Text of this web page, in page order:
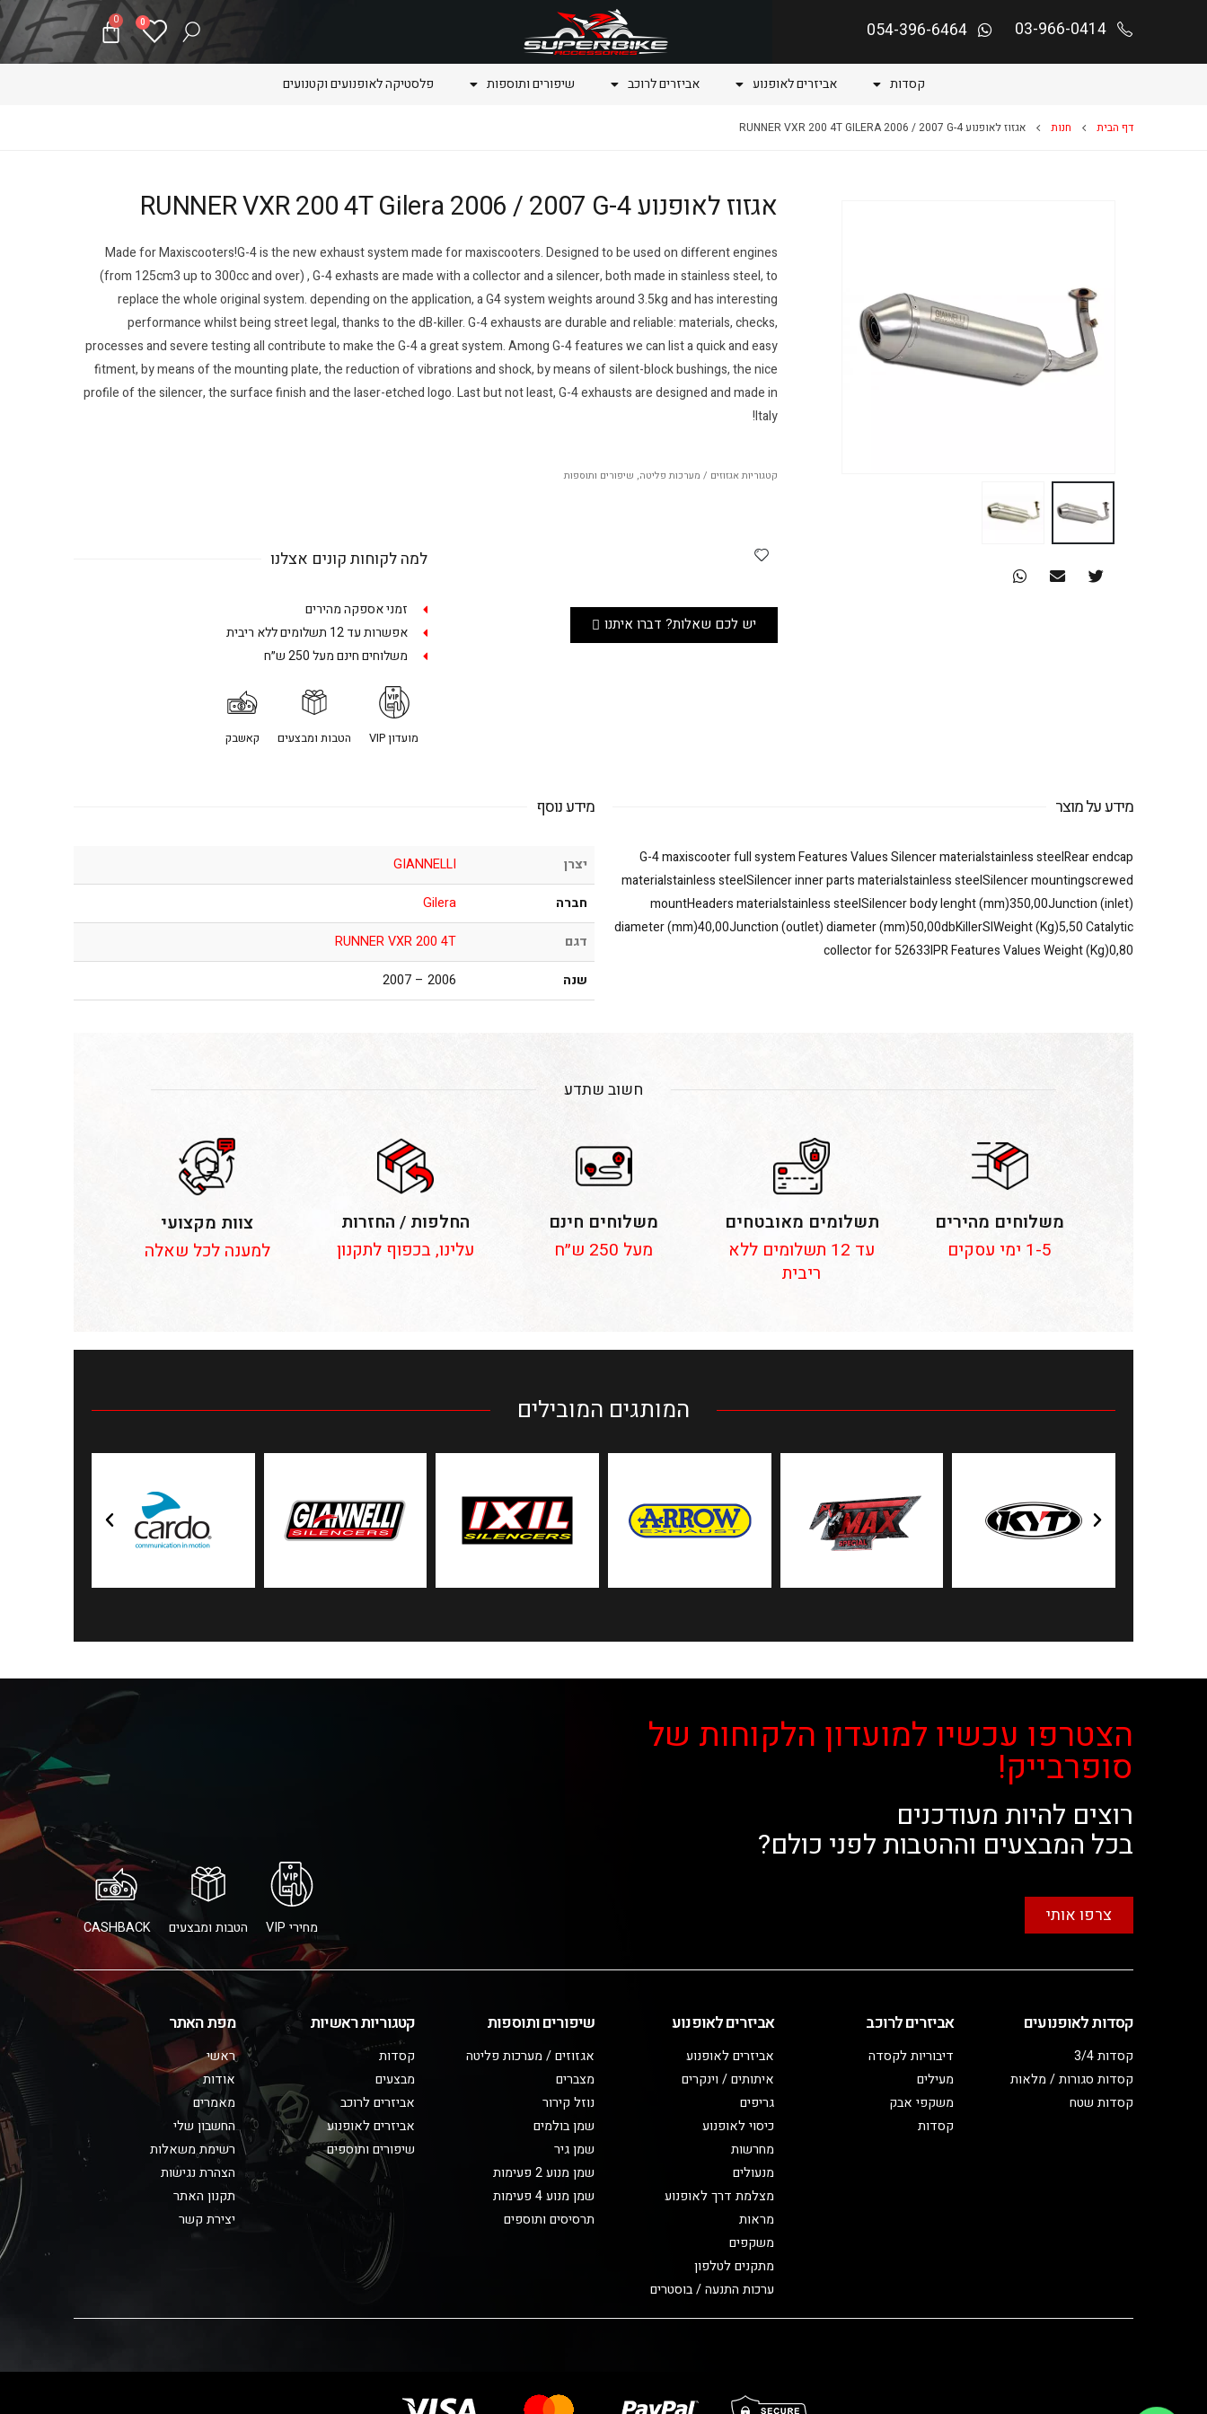
03-966-0414
054-396-6464
0
0
קסדות אביזרים לאופנוע אביזרים לרוכב שיפורים ותוספות פלסטיקה לאופנועים וקטנועים
דף הבית חנות אגזוז לאופנוע RUNNER VXR 200 4T GILERA 2006 / 2007 G-4
אגזוז לאופנוע RUNNER VXR 200 4T Gilera 2006 / 2007 G-4
Made for Maxiscooters!G-4 is the new exhaust system made for maxiscooters. Designed to be used on different engines
(from 125cm3 up to 300cc and over) , G-4 exhasts are made with a collector and a silencer, both made in stainless steel, to
replace the whole original system. depending on the application, a G4 system weights around 3.5kg and has interesting
performance whilst being street legal, thanks to the dB-killer. G-4 exhausts are durable and reliable: materials, checks,
processes and severe testing all contribute to make the G-4 a great system. Among G-4 features we can list a quick and easy
fitment, by means of the mounting plate, the reduction of vibrations and shock, by means of silent-block bushings, the nice
profile of the silencer, the surface finish and the laser-etched logo. Last but not least, G-4 exhausts are designed and made in
Italy!
קטגוריותאגזוזים / מערכות פליטה, שיפורים ותוספות
יש לכם שאלות? דברו איתנו
למה לקוחות קונים אצלנו
זמני אספקה מהירים
אפשרות עד 12 תשלומים ללא ריבית
משלוחים חינם מעל 250 ש״ח
מועדון VIP הטבות ומבצעים קאשבק
מידע על מוצר
G-4 maxiscooter full system Features Values Silencer materialstainless steelRear endcap
materialstainless steelSilencer inner parts materialstainless steelSilencer mountingscrewed
mountHeaders materialstainless steelSilencer body lenght (mm)350,00Junction (inlet)
diameter (mm)40,00Junction (outlet) diameter (mm)50,00dbKillerSIWeight (Kg)5,50 Catalytic
collector for 52633IPR Features Values Weight (Kg)0,80
מידע נוסף
יצרן GIANNELLI
חברה Gilera
דגם RUNNER VXR 200 4T
שנה 2006 – 2007
חשוב שתדע
משלוחים מהירים
1-5 ימי עסקים
תשלומים מאובטחים
עד 12 תשלומים ללא
ריבית
משלוחים חינם
מעל 250 ש״ח
החלפות / החזרות
עלינו, בכפוף לתקנון
צוות מקצועי
למענה לכל שאלה
המותגים המובילים
הצטרפו עכשיו למועדון הלקוחות של
סופרבייק!
רוצים להיות מעודכנים
בכל המבצעים וההטבות לפני כולם?
צרפו אותי
מחירי VIP הטבות ומבצעים CASHBACK
קסדות לאופנועים
קסדות 3/4
קסדות סגורות / מלאות
קסדות שטח
אביזרים לרוכב
דיבוריות לקסדה
מעילים
משקפי אבק
קסדות
אביזרים לאופנוע
אביזרים לאופנוע
איתותים / וינקרים
גריפים
כיסוי לאופנוע
מחרשות
מנעולים
מצלמת דרך לאופנוע
מראות
משקפים
מתקנים לטלפון
ערכות התנעה / בוסטרים
שיפורים ותוספות
אגזוזים / מערכות פליטה
מצברים
נוזל קירור
שמן בולמים
שמן גיר
שמן מנוע 2 פעימות
שמן מנוע 4 פעימות
תרסיסים ותוספים
קטגוריות ראשיות
קסדות
מבצעים
אביזרים לרוכב
אביזרים לאופנוע
שיפורים ותוספים
מפת האתר
ראשי
אודות
מאמרים
החשבון שלי
רשימת משאלות
הצהרת נגישות
תקנון האתר
יצירת קשר